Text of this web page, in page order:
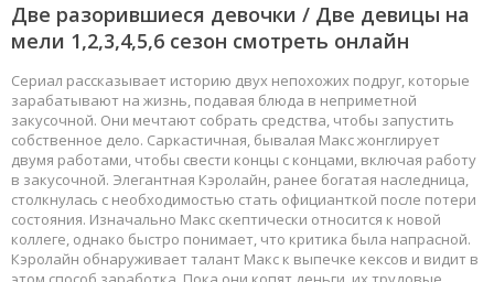
Две разорившиеся девочки / Две девицы на
мели 1,2,3,4,5,6 сезон смотреть онлайн
Сериал рассказывает историю двух непохожих подруг, которые
зарабатывают на жизнь, подавая блюда в неприметной
закусочной. Они мечтают собрать средства, чтобы запустить
собственное дело. Саркастичная, бывалая Макс жонглирует
двумя работами, чтобы свести концы с концами, включая работу
в закусочной. Элегантная Кэролайн, ранее богатая наследница,
столкнулась с необходимостью стать официанткой после потери
состояния. Изначально Макс скептически относится к новой
коллеге, однако быстро понимает, что критика была напрасной.
Кэролайн обнаруживает талант Макс к выпечке кексов и видит в